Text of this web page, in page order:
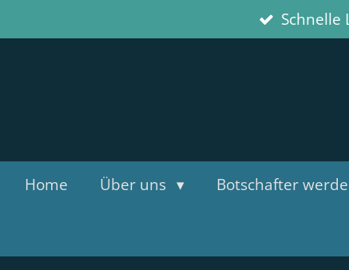
Hauptinhalt
Schnelle
Home Über uns Botschafter